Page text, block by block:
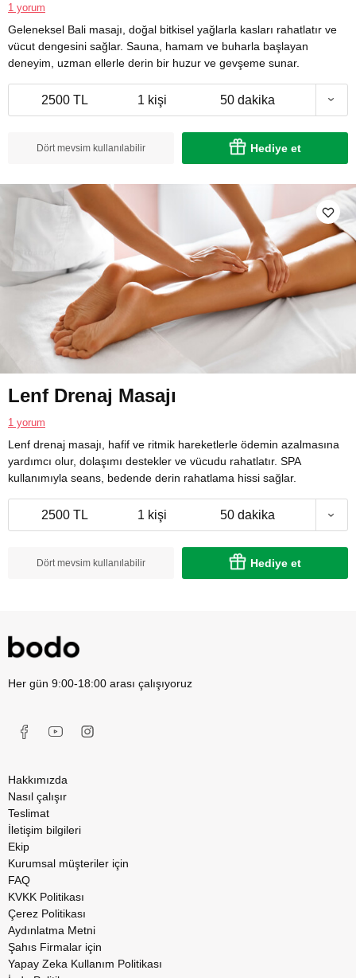
1 yorum
Geleneksel Bali masajı, doğal bitkisel yağlarla kasları rahatlatır ve
vücut dengesini sağlar. Sauna, hamam ve buharla başlayan
deneyim, uzman ellerle derin bir huzur ve gevşeme sunar.
2500 TL 1 kişi 50 dakika
Dört mevsim kullanılabilir Hediye et
Lenf Drenaj Masajı
1 yorum
Lenf drenaj masajı, hafif ve ritmik hareketlerle ödemin azalmasına
yardımcı olur, dolaşımı destekler ve vücudu rahatlatır. SPA
kullanımıyla seans, bedende derin rahatlama hissi sağlar.
2500 TL 1 kişi 50 dakika
Dört mevsim kullanılabilir Hediye et
Her gün 9:00-18:00 arası çalışıyoruz
Hakkımızda
Nasıl çalışır
Teslimat
İletişim bilgileri
Ekip
Kurumsal müşteriler için
FAQ
KVKK Politikası
Çerez Politikası
Aydınlatma Metni
Şahıs Firmalar için
Yapay Zeka Kullanım Politikası